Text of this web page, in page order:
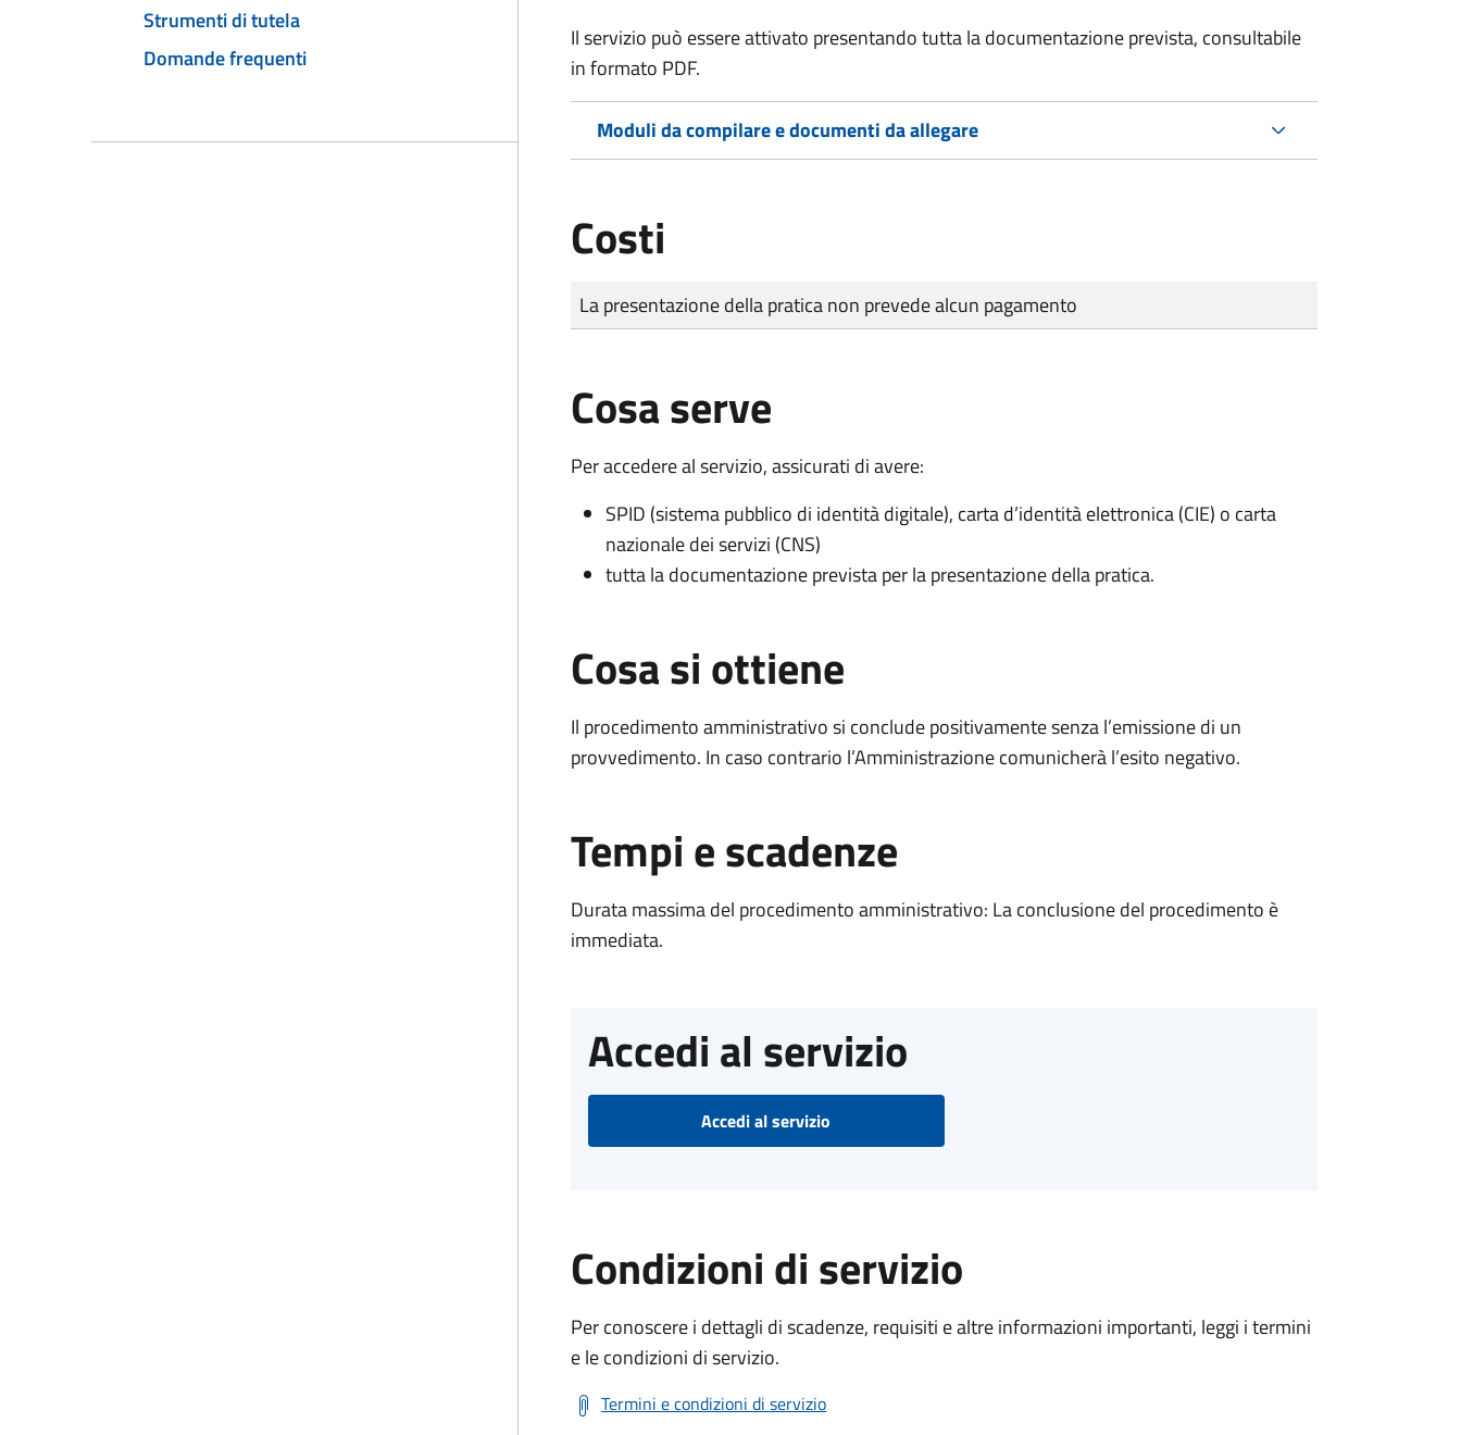
Strumenti di tutela
Domande frequenti
Il servizio può essere attivato presentando tutta la documentazione prevista, consultabile
in formato PDF.
Moduli da compilare e documenti da allegare
Costi
Tipo di pagamento
Importo
La presentazione della pratica non prevede alcun pagamento
Cosa serve
Per accedere al servizio, assicurati di avere:
SPID (sistema pubblico di identità digitale), carta d’identità elettronica (CIE) o carta
nazionale dei servizi (CNS)
tutta la documentazione prevista per la presentazione della pratica.
Cosa si ottiene
Il procedimento amministrativo si conclude positivamente senza l’emissione di un
provvedimento. In caso contrario l’Amministrazione comunicherà l’esito negativo.
Tempi e scadenze
Durata massima del procedimento amministrativo: La conclusione del procedimento è
immediata.
Accedi al servizio
Accedi al servizio
Condizioni di servizio
Per conoscere i dettagli di scadenze, requisiti e altre informazioni importanti, leggi i termini
e le condizioni di servizio.
Termini e condizioni di servizio